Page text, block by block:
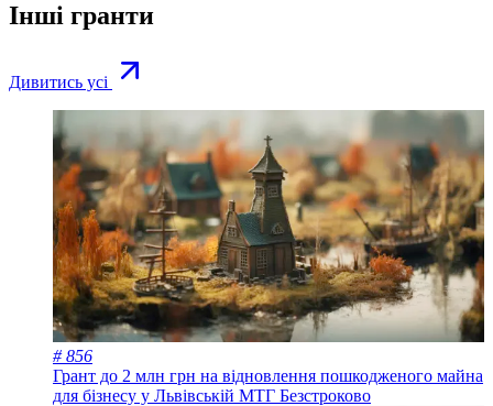
Інші гранти
Дивитись усі
# 856
Грант до 2 млн грн на відновлення пошкодженого майна
для бізнесу у Львівській МТГ Безстроково